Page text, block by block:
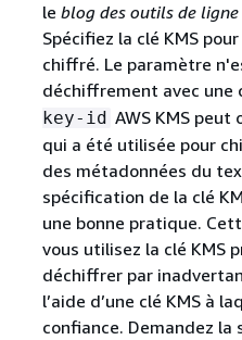
le blog des outils de ligne
Spécifiez la clé KMS
chiffré. Le paramètre
déchiffrement avec une
key-id AWS KMS peut
qui a été utilisée pour
des métadonnées du
spécification de la clé
une bonne pratique.
vous utilisez la clé KMS
déchiffrer par
l’aide d’une clé KMS à
confiance. Demandez